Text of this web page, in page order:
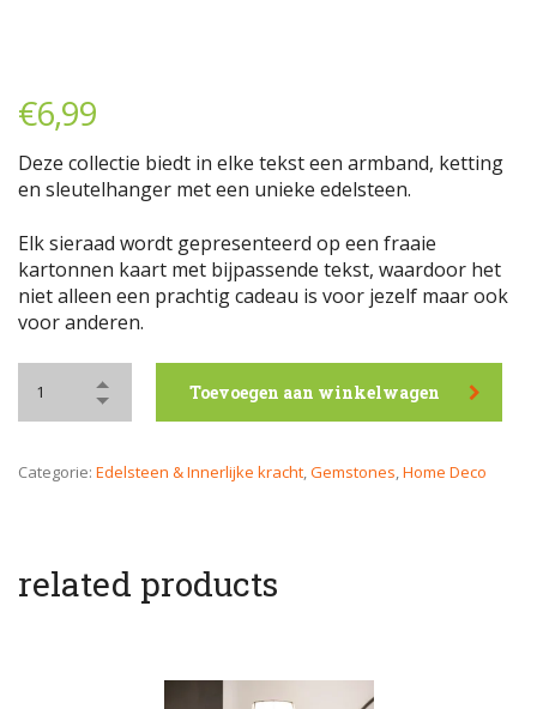
€6,99
Deze collectie biedt in elke tekst een armband, ketting
en sleutelhanger met een unieke edelsteen.
Elk sieraad wordt gepresenteerd op een fraaie
kartonnen kaart met bijpassende tekst, waardoor het
niet alleen een prachtig cadeau is voor jezelf maar ook
voor anderen.
Toevoegen aan winkelwagen
Categorie: Edelsteen & Innerlijke kracht,Gemstones,Home Deco
related products